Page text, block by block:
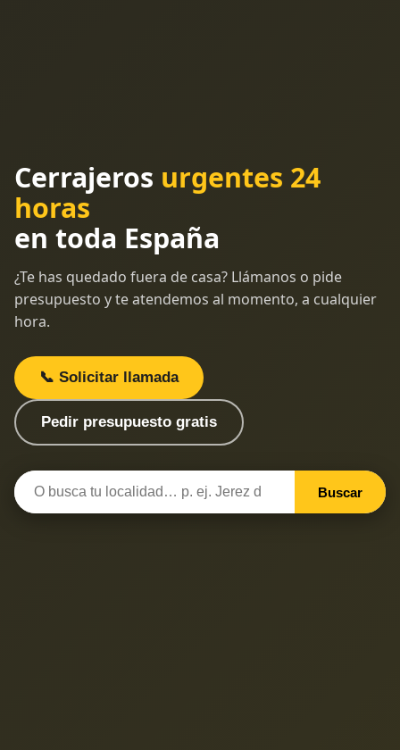
Cerrajeros urgentes 24
horas
en toda España
¿Te has quedado fuera de casa? Llámanos o pide
presupuesto y te atendemos al momento, a cualquier
hora.
📞 Solicitar llamada
Pedir presupuesto gratis
Buscar